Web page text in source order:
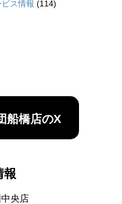
ス情報 (114)
船橋店のX
報
央店